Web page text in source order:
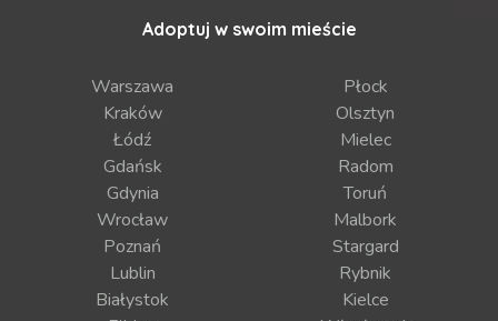
Adoptuj w swoim mieście
Warszawa
Kraków
Łódź
Gdańsk
Gdynia
Wrocław
Poznań
Lublin
Białystok
Płock
Olsztyn
Mielec
Radom
Toruń
Malbork
Stargard
Rybnik
Kielce